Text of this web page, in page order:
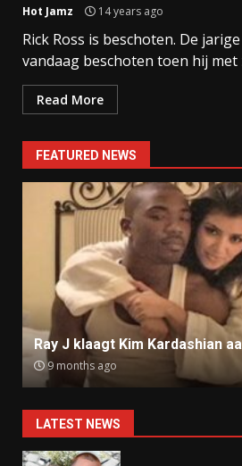
Hot Jamz 14 years ago
Rick Ross is beschoten. De
vandaag beschoten toen hij met
Read More
FEATURED NEWS
Ray J klaagt Kim Kardashian
9 months ago
LATEST NEWS